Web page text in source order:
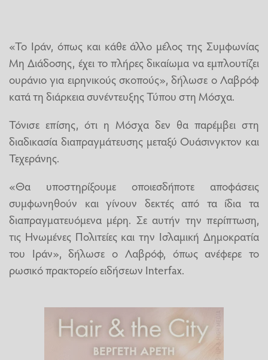
«Το Ιράν, όπως και κάθε άλλο μέλος της Συμφωνίας
Μη Διάδοσης, έχει το πλήρες δικαίωμα να εμπλουτίζει
ουράνιο για ειρηνικούς σκοπούς», δήλωσε ο Λαβρόφ
κατά τη διάρκεια συνέντευξης Τύπου στη Μόσχα.
Τόνισε επίσης, ότι η Μόσχα δεν θα παρέμβει στη
διαδικασία διαπραγμάτευσης μεταξύ Ουάσινγκτον και
Τεχεράνης.
«Θα υποστηρίξουμε οποιεσδήποτε αποφάσεις
συμφωνηθούν και γίνουν δεκτές από τα ίδια τα
διαπραγματευόμενα μέρη. Σε αυτήν την περίπτωση,
τις Ηνωμένες Πολιτείες και την Ισλαμική Δημοκρατία
του Ιράν», δήλωσε ο Λαβρόφ, όπως ανέφερε το
ρωσικό πρακτορείο ειδήσεων Interfax.